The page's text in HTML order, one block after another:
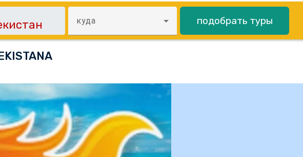
куда подобрать туры